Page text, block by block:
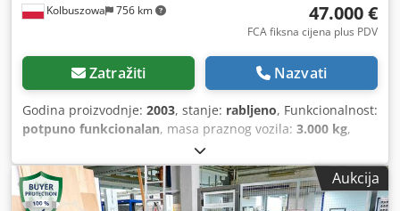
Kolbuszowa 756 km 47.000 €
FCA fiksna cijena plus PDV
Zatražiti Nazvati
Godina proizvodnje: 2003, stanje: rabljeno, Funkcionalnost:
potpuno funkcionalan, masa praznog vozila: 3.000 kg,
, ukupna širina:
stroja/vozila:0-280-15-2017, Nudimo rabljenu, automatsku
dvokomornu utovarnu stanicu renomirane marke
BARGSTEDT, model RTBH22/D/30/12. Ovaj uređaj je
Aukcija